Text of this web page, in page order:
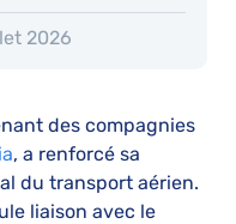
2026
des compagnies
, a renforcé sa
du transport aérien.
liaison avec le